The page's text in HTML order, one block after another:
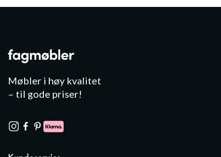
Møbler i høy kvalitet
– til gode priser!